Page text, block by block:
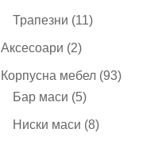
продукта
Трапезни 1111
Аксесоари 22
продукта
Корпусна мебел 9393
Бар маси 55
продукта
Ниски маси 88